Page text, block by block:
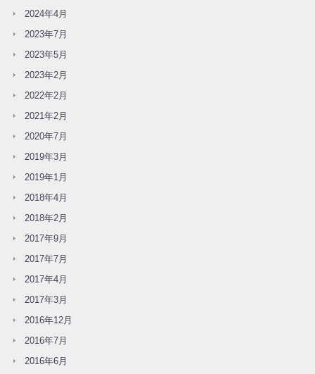
2024年4月
2023年7月
2023年5月
2023年2月
2022年2月
2021年2月
2020年7月
2019年3月
2019年1月
2018年4月
2018年2月
2017年9月
2017年7月
2017年4月
2017年3月
2016年12月
2016年7月
2016年6月